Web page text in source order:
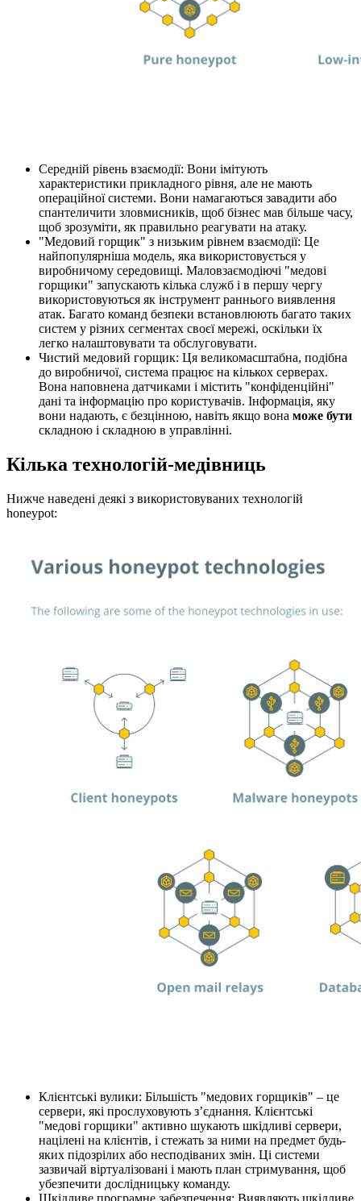
Середній рівень взаємодії: Вони імітують
характеристики прикладного рівня, але не мають
операційної системи. Вони намагаються завадити або
спантеличити зловмисників, щоб бізнес мав більше часу,
щоб зрозуміти, як правильно реагувати на атаку.
"Медовий горщик" з низьким рівнем взаємодії: Це
найпопулярніша модель, яка використовується у
виробничому середовищі. Маловзаємодіючі "медові
горщики" запускають кілька служб і в першу чергу
використовуються як інструмент раннього виявлення
атак. Багато команд безпеки встановлюють багато таких
систем у різних сегментах своєї мережі, оскільки їх
легко налаштовувати та обслуговувати.
Чистий медовий горщик: Ця великомасштабна, подібна
до виробничої, система працює на кількох серверах.
Вона наповнена датчиками і містить "конфіденційні"
дані та інформацію про користувачів. Інформація, яку
вони надають, є безцінною, навіть якщо вона може бути
складною і складною в управлінні.
Кілька технологій-медівниць
Нижче наведені деякі з використовуваних технологій
honeypot:
Клієнтські вулики: Більшість "медових горщиків" – це
сервери, які прослуховують з’єднання. Клієнтські
"медові горщики" активно шукають шкідливі сервери,
націлені на клієнтів, і стежать за ними на предмет будь-
яких підозрілих або несподіваних змін. Ці системи
зазвичай віртуалізовані і мають план стримування, щоб
убезпечити дослідницьку команду.
Шкідливе програмне забезпечення: Виявляють шкідливе